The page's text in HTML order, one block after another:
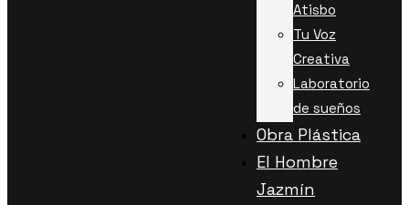
Atisbo
Tu Voz
Creativa
Laboratorio
de sueños
Obra Plástica
El Hombre
Jazmín